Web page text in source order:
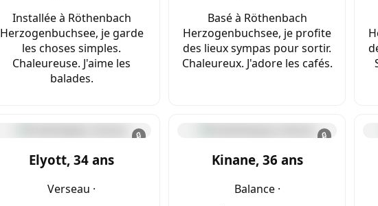
Installée à Röthenbach
Herzogenbuchsee, je garde
les choses simples.
Chaleureuse. J'aime les
balades.
Basé à Röthenbach
Herzogenbuchsee, je profite
des lieux sympas pour sortir.
Chaleureux. J'adore les cafés.
🔒
Elyott, 34 ans
Verseau ·
🔒
Kinane, 36 ans
Balance ·